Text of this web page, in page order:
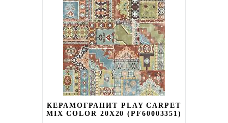
КЕРАМОГРАНИТ PLAY CARPET
MIX COLOR 20X20 (PF60003351)